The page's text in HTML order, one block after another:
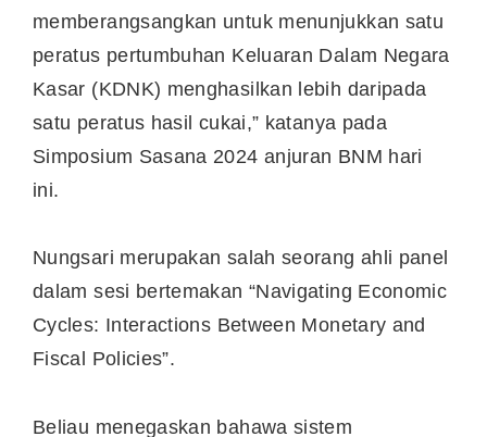
memberangsangkan untuk menunjukkan satu
peratus pertumbuhan Keluaran Dalam Negara
Kasar (KDNK) menghasilkan lebih daripada
satu peratus hasil cukai,” katanya pada
Simposium Sasana 2024 anjuran BNM hari
ini.
Nungsari merupakan salah seorang ahli panel
dalam sesi bertemakan “Navigating Economic
Cycles: Interactions Between Monetary and
Fiscal Policies”.
Beliau menegaskan bahawa sistem